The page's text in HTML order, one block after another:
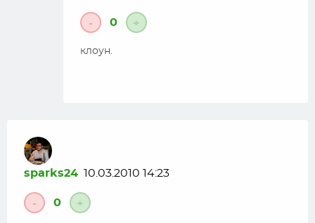
- 0 +
клоун.
sparks24 10.03.2010 14:23
- 0 +